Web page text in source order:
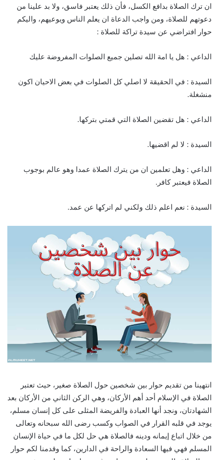
ان ترك الصلاة بدافع الكسل، فأن ذلك يعتبر فاسق، ولا بد علينا من
دعوتهم للصلاة، ومن واجب الدعاة ان يعلم الناس ويوعيهم، واليكم
حوار افتراضي عن سيدة تراكة للصلاة :
الداعي : هل يا امة الله تصلين جميع الصلوات المفروضة عليك
السيدة : في الحقيقة لا اصلي كل الصلوات في بعض الاحيان اكون
منشغلة.
الداعي : هل تقضين الصلاة التي قمتي بتركها.
السيدة : لا لم اقضيها.
الداعي : وهل تعلمين ان من يترك الصلاة عمدا وهو عالم بوجوب
الصلاة فيعتبر كافر.
السيدة : نعم اعلم ذلك ولكني لم اتركها عن عمد.
انتهينا من تقديم حوار بين شخصين حول الصلاة صغير، حيث تعتبر
الصلاة في الإسلام أحد أهم الأركان، وهي الركن الثاني من الأركان بعد
الشهادتان، ونجد أنها العبادة والفريضة المثلى على كل إنسان مسلم،
يوجد في قلبه القرار في الصواب وكسب رضى الله سبحانه وتعالى
من خلال اتباع إيمانه ودينه فالصلاة هي حل لكل ما في حياة الإنسان
المسلم فهي فيها السعادة والراحة في الدارين، كما وقدمنا لكم حوار